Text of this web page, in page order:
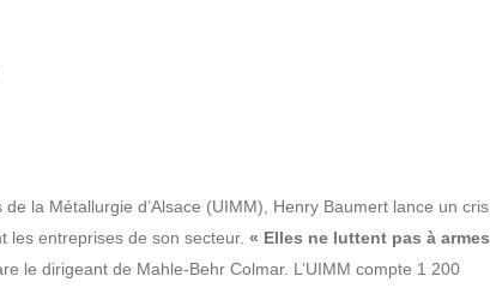
la Métallurgie d’Alsace (UIMM), Henry Baumert lance un cris
les entreprises de son secteur. « Elles ne luttent pas à armes
le dirigeant de Mahle-Behr Colmar. L’UIMM compte 1 200